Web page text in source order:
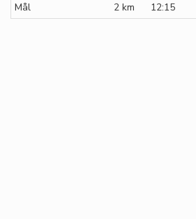
Mål
2 km 12:15